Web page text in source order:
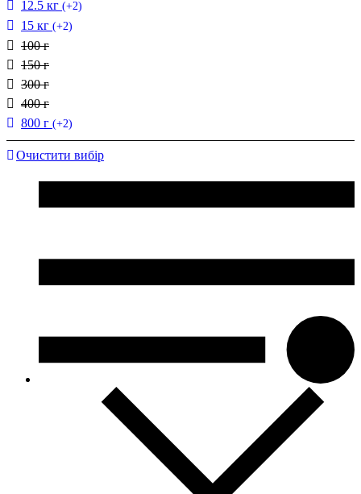
12.5 кг (+2)
15 кг (+2)
100 г
150 г
300 г
400 г
800 г (+2)
Очистити вибір